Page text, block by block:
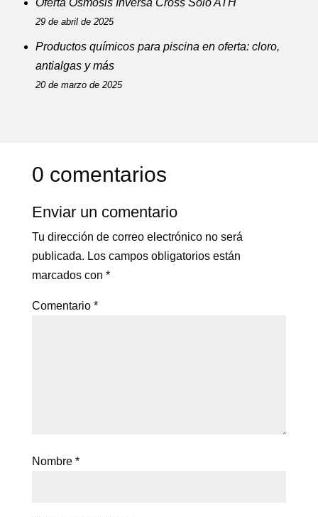
Oferta Ósmosis Inversa Cross Solo ATH
29 de abril de 2025
Productos químicos para piscina en oferta: cloro,
antialgas y más
20 de marzo de 2025
0 comentarios
Enviar un comentario
Tu dirección de correo electrónico no será
publicada. Los campos obligatorios están
marcados con *
Comentario *
Nombre *